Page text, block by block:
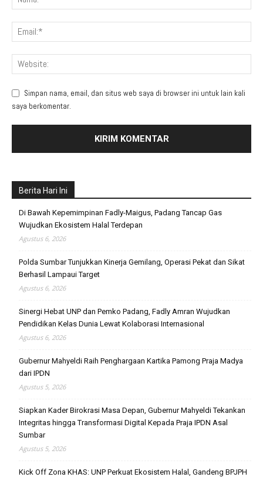
Simpan nama, email, dan situs web saya di browser ini untuk lain kali
saya berkomentar.
Berita Hari Ini
Di Bawah Kepemimpinan Fadly-Maigus, Padang Tancap Gas
Wujudkan Ekosistem Halal Terdepan
Agustus 6, 2026
Polda Sumbar Tunjukkan Kinerja Gemilang, Operasi Pekat dan Sikat
Berhasil Lampaui Target
Agustus 6, 2026
Sinergi Hebat UNP dan Pemko Padang, Fadly Amran Wujudkan
Pendidikan Kelas Dunia Lewat Kolaborasi Internasional
Agustus 6, 2026
Gubernur Mahyeldi Raih Penghargaan Kartika Pamong Praja Madya
dari IPDN
Agustus 5, 2026
Siapkan Kader Birokrasi Masa Depan, Gubernur Mahyeldi Tekankan
Integritas hingga Transformasi Digital Kepada Praja IPDN Asal
Sumbar
Agustus 5, 2026
Kick Off Zona KHAS: UNP Perkuat Ekosistem Halal, Gandeng BPJPH